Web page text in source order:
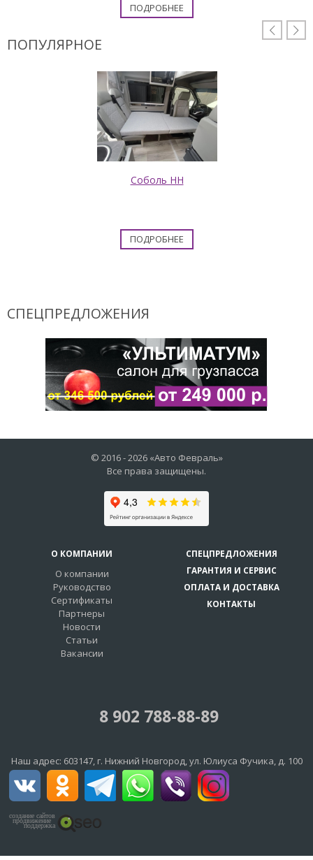
ПОДРОБНЕЕ
 
ПОПУЛЯРНОЕ
Соболь НН
ПОДРОБНЕЕ
СПЕЦПРЕДЛОЖЕНИЯ
© 2016 -2026 «Авто Февраль»
Все права защищены.
О КОМПАНИИ
О компании
Руководство
Сертификаты
Партнеры
Новости
Статьи
Вакансии
СПЕЦПРЕДЛОЖЕНИЯ
ГАРАНТИЯ И СЕРВИС
ОПЛАТА И ДОСТАВКА
КОНТАКТЫ
8 902 788-88-89
Наш адрес: 603147, г. Нижний Новгород,ул. Юлиуса Фучика, д. 100
создание сайтов
продвижение
поддержка